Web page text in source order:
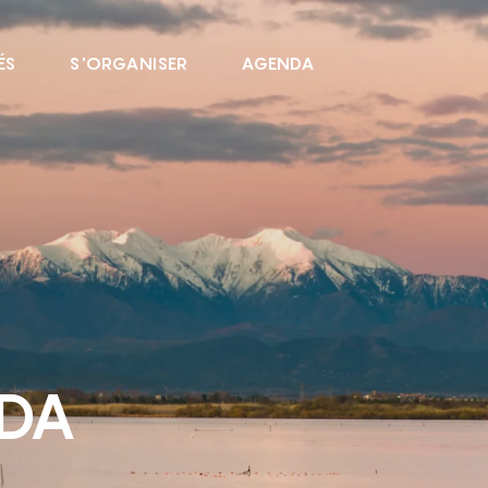
S'ORGANISER AGENDA